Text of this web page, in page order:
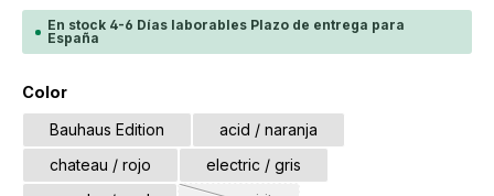
En stock 4-6 Días laborables Plazo de entrega para
España
Seleccione
Color
Bauhaus Edition
acid / naranja
chateau / rojo
electric / gris